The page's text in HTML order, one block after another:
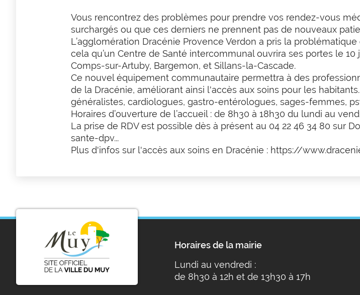
Vous rencontrez des problèmes pour prendre vos rendez-vous
surchargés ou que cesderniers ne prennent pas de nouveaux
L’agglomération Dracénie Provence Verdon a pris la
cela qu’un Centre de Santé intercommunal ouvrira ses portes le
Comps-sur-Artuby, Bargemon, et Sillans-la-Cascade.
Ce nouvel équipement communautaire permettra à des
de la Dracénie, améliorant ainsi l'accès aux soins pour les
généralistes, cardiologues, gastro-entérologues, sages-femmes,
Horaires d’ouverture de l’accueil : de 8h30 à 18h30 du lundi au
La prise de RDV est possible dès à présent au 04 22 46 34 80 sur
sante-dpv...
Plus d'infos sur l'accès aux soins en Dracénie : https://
Horaires de la mairie
Lundi au vendredi :
de 8h30 à 12h et de 13h30 à 17h